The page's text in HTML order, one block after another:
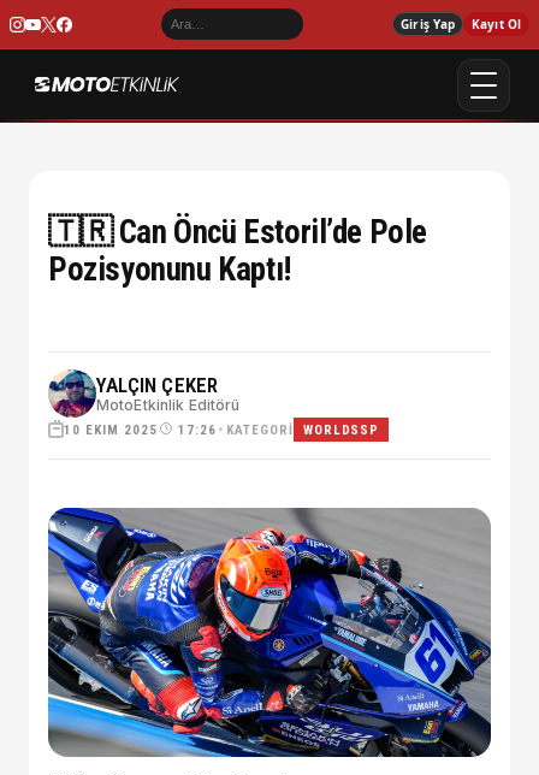
Giriş Yap Kayıt Ol
🇹🇷 Can Öncü Estoril’de Pole
Pozisyonunu Kaptı!
YALÇIN ÇEKER
MotoEtkinlik Editörü
10 EKIM 2025 17:26 • KATEGORI WORLDSSP